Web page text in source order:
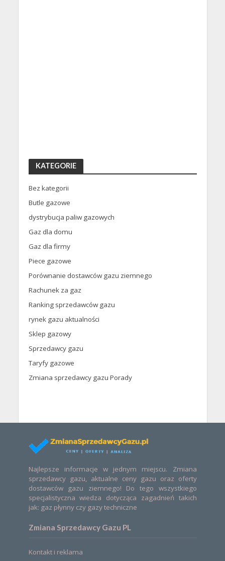
KATEGORIE
Bez kategorii
Butle gazowe
dystrybucja paliw gazowych
Gaz dla domu
Gaz dla firmy
Piece gazowe
Porównanie dostawców gazu ziemnego
Rachunek za gaz
Ranking sprzedawców gazu
rynek gazu aktualności
Sklep gazowy
Sprzedawcy gazu
Taryfy gazowe
Zmiana sprzedawcy gazu Porady
Najlepsze informacje w jednym miejscu. Zmiana
sprzedawcy gazu, aktualne ceny gazu oraz oferty
dostawców gazu ziemnego! Do tego wszystkiego
specjalistyczna wiedza dotycząca zagadnień takich
jak: gaz płynny czy gazy techniczne
Zmiana Sprzedawcy Gazu PL
Kontakt i reklama